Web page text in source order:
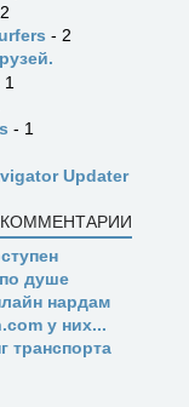
- 2
- 1
Updater
душе
нардам
у них...
транспорта